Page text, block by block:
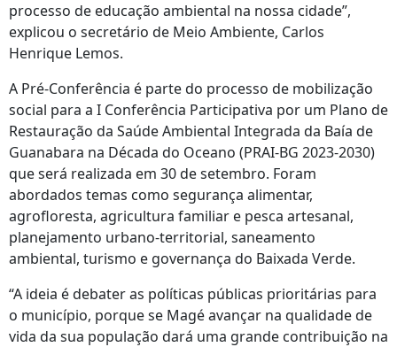
processo de educação ambiental na nossa cidade”,
explicou o secretário de Meio Ambiente, Carlos
Henrique Lemos.
A Pré-Conferência é parte do processo de mobilização
social para a I Conferência Participativa por um Plano de
Restauração da Saúde Ambiental Integrada da Baía de
Guanabara na Década do Oceano (PRAI-BG 2023-2030)
que será realizada em 30 de setembro. Foram
abordados temas como segurança alimentar,
agrofloresta, agricultura familiar e pesca artesanal,
planejamento urbano-territorial, saneamento
ambiental, turismo e governança do Baixada Verde.
“A ideia é debater as políticas públicas prioritárias para
o município, porque se Magé avançar na qualidade de
vida da sua população dará uma grande contribuição na